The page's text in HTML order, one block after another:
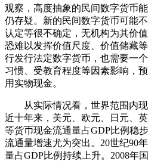
观察，高度抽象的民间数字货币
仍存疑。新的民间数字货币可能
认定等很不确定，无机构为其价
恐难以发挥价值尺度、价值储藏
行发行法定数字货币，也需要一
习惯、受教育程度等因素影响，
用实物现金。
从实际情况看，世界范围内现
近十年来，美元、欧元、日元、
等货币现金流通量占GDP比例稳
流通量增速尤为突出。20世纪90
量占GDP比例持续上升。2008年